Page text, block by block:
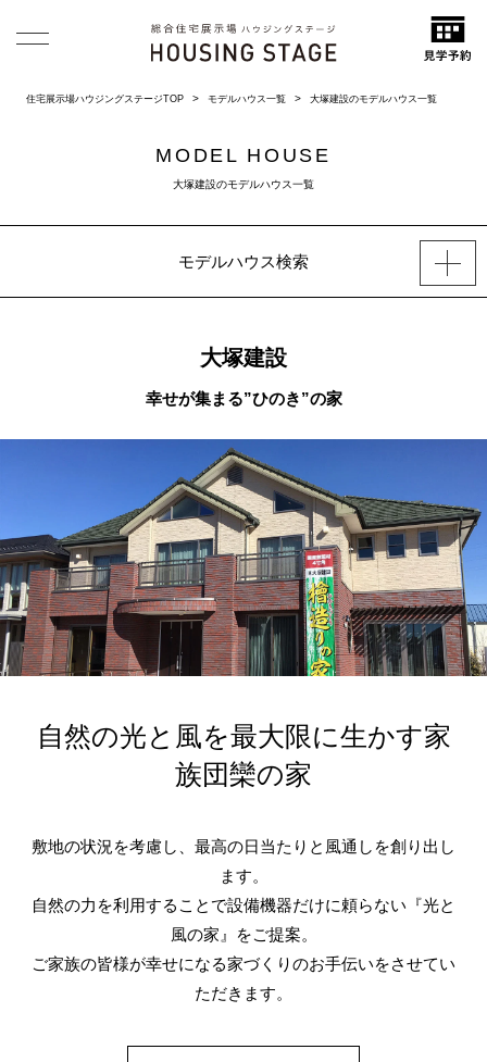
住宅展示場ハウジングステージTOP モデルハウス一覧 大塚建設のモデルハウス一覧
MODEL HOUSE
大塚建設のモデルハウス一覧
モデルハウス検索
大塚建設
幸せが集まる”ひのき”の家
自然の光と風を最大限に生かす家
族団欒の家
敷地の状況を考慮し、最高の日当たりと風通しを創り出し
ます。
自然の力を利用することで設備機器だけに頼らない『光と
風の家』をご提案。
ご家族の皆様が幸せになる家づくりのお手伝いをさせてい
ただきます。